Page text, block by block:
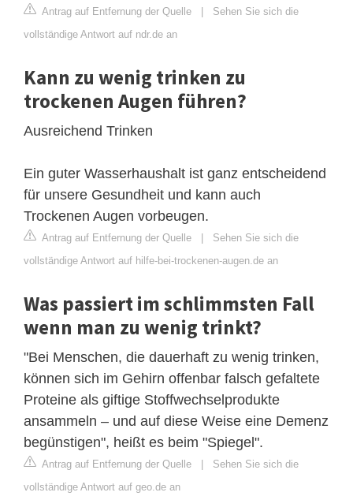
Antrag auf Entfernung der Quelle | Sehen Sie sich die
vollständige Antwort auf ndr.de an
Kann zu wenig trinken zu
trockenen Augen führen?
Ausreichend Trinken
Ein guter Wasserhaushalt ist ganz entscheidend
für unsere Gesundheit und kann auch
Trockenen Augen vorbeugen.
Antrag auf Entfernung der Quelle | Sehen Sie sich die
vollständige Antwort auf hilfe-bei-trockenen-augen.de an
Was passiert im schlimmsten Fall
wenn man zu wenig trinkt?
"Bei Menschen, die dauerhaft zu wenig trinken,
können sich im Gehirn offenbar falsch gefaltete
Proteine als giftige Stoffwechselprodukte
ansammeln – und auf diese Weise eine Demenz
begünstigen", heißt es beim "Spiegel".
Antrag auf Entfernung der Quelle | Sehen Sie sich die
vollständige Antwort auf geo.de an